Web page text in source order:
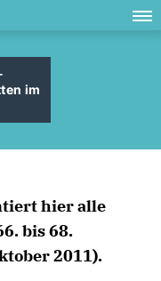
im
hier alle
bis 68.
2011).